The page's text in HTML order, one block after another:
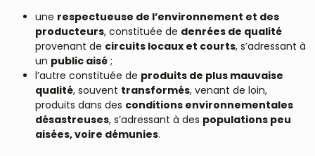
une respectueuse de l’environnement et des
producteurs, constituée de denrées de qualité
provenant de circuits locaux et courts, s’adressant à
un public aisé ;
l’autre constituée de produits de plus mauvaise
qualité, souvent transformés, venant de loin,
produits dans des conditions environnementales
désastreuses, s’adressant à des populations peu
aisées, voire démunies.